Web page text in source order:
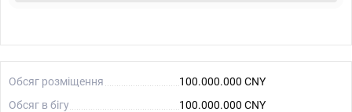
Обсяг розміщення
100.000.000 CNY
Обсяг в бігу
100.000.000 CNY